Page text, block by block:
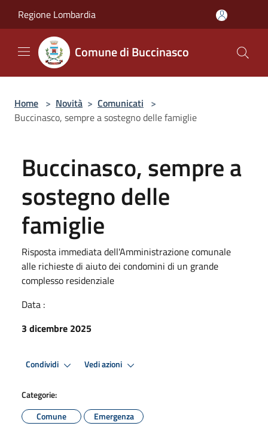
Regione Lombardia
Comune di Buccinasco
Home > Novità > Comunicati >
Buccinasco, sempre a sostegno delle famiglie
Buccinasco, sempre a
sostegno delle
famiglie
Risposta immediata dell'Amministrazione comunale
alle richieste di aiuto dei condomini di un grande
complesso residenziale
Data :
3 dicembre 2025
Condividi Vedi azioni
Categorie:
Comune
Emergenza